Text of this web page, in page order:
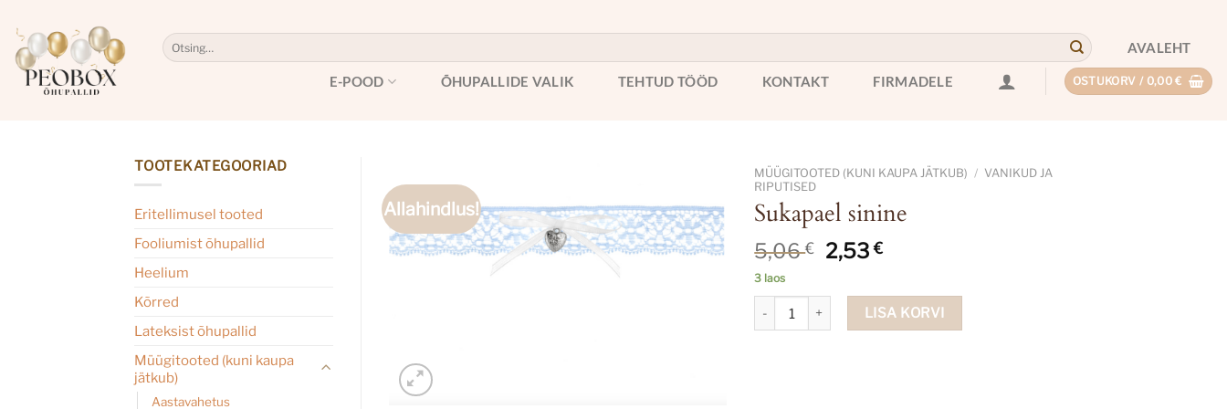
content
Otsi:
AVALEHT
E-POOD ÕHUPALLIDE VALIK TEHTUD TÖÖD KONTAKT FIRMADELE OSTUKORV / 0,00€
TOOTEKATEGOORIAD
Eritellimusel tooted
Fooliumist õhupallid
Heelium
Kõrred
Lateksist õhupallid
Müügitooted (kuni kaupa
jätkub)
Aastavahetus
Allahindlus!
MÜÜGITOOTED (KUNI KAUPA JÄTKUB) / VANIKUD JA
RIPUTISED
Sukapael sinine
5,06€ Algne
hind
oli:
5,06 €.
2,53€Current
is:
2,53 €.
3 laos
LISA KORVI